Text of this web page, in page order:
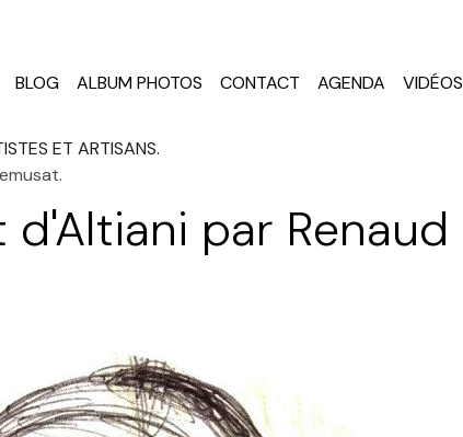
BLOG ALBUM PHOTOS CONTACT AGENDA VIDÉOS
ET ARTISANS.
par Renaud